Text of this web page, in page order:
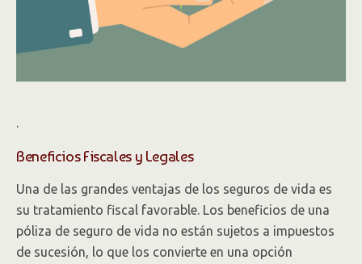
Beneficios Fiscales y Legales
Una de las grandes ventajas de los seguros de vida es
su tratamiento fiscal favorable. Los beneficios de una
póliza de seguro de vida no están sujetos a impuestos
de sucesión, lo que los convierte en una opción